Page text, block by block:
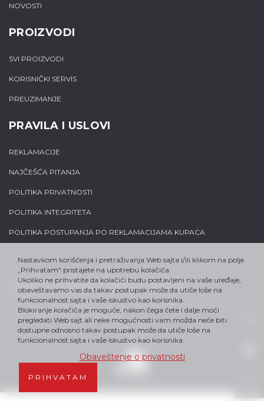
Nastavkom korišćenja i pretraživanja Web sajta i/ili klikom na polje
„Prihvatam“ pristajete na upotrebu kolačića.
Ukoliko ne prihvatite da kolačići budu postavljeni na vaše uređaje,
obaveštavamo vas da takav postupak može da utiče loše na
funkcionalnost sajta i vaše iskustvo kao korisnika.
Blokiranje kolačića je moguće, nakon čega ćete i dalje moći
pregledati Web sajt ali neke mogućnosti vam možda neće biti
dostupne odnosno takav postupak može da utiče loše na
funkcionalnost sajta i vaše iskustvo kao korisnika.
Obaveštenje o privatnosti
PRIHVATAM
NOVOSTI
PROIZVODI
SVI PROIZVODI
KORISNIČKI SERVIS
PREUZIMANJE
PRAVILA I USLOVI
REKLAMACIJE
NAJČEŠĆA PITANJA
POLITIKA PRIVATNOSTI
POLITIKA INTEGRITETA
POLITIKA POSTUPANJA PO REKLAMACIJAMA KUPACA
Sva prava su zadržana, Alfa-Plam DOO 2021.
Proizvođač zadržava pravo da bez najave promeni tehnički izgled i
tehničke karakteristike proizvoda
Mi smo deo